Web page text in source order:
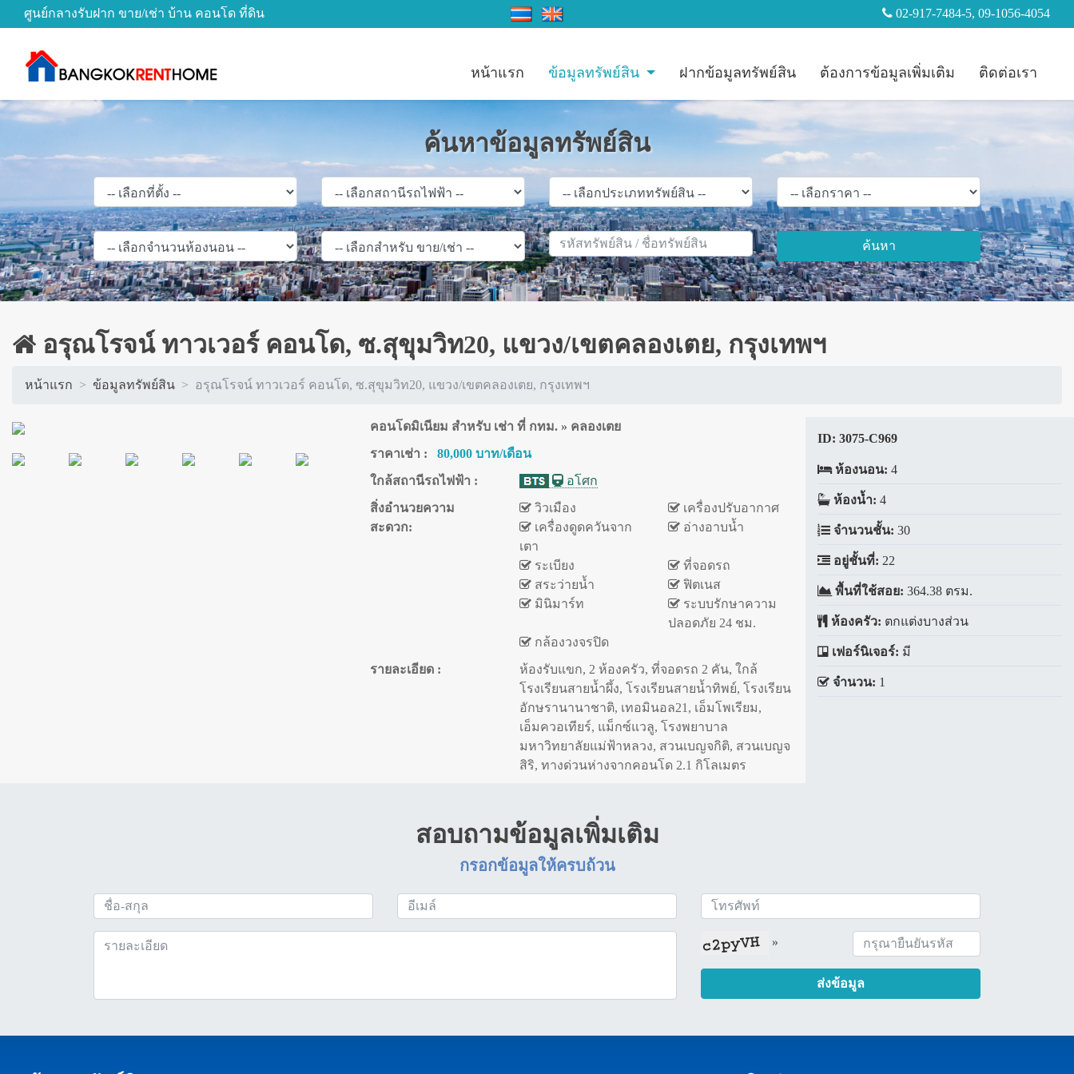
ศูนย์กลางรับฝาก ขาย/เช่า บ้าน คอนโด ที่ดิน 02-917-7484-5, 09-1056-4054
หน้าแรก ข้อมูลทรัพย์สิน ฝากข้อมูลทรัพย์สิน ต้องการข้อมูลเพิ่มเติม ติดต่อเรา
ค้นหาข้อมูลทรัพย์สิน
ค้นหา
อรุณโรจน์ ทาวเวอร์ คอนโด, ซ.สุขุมวิท20, แขวง/เขตคลองเตย, กรุงเทพฯ
หน้าแรก ข้อมูลทรัพย์สิน อรุณโรจน์ ทาวเวอร์ คอนโด, ซ.สุขุมวิท20, แขวง/เขตคลองเตย, กรุงเทพฯ
คอนโดมิเนียม สำหรับ เช่า ที่ กทม. » คลองเตย
ราคาเช่า : 80,000 บาท/เดือน
ใกล้สถานีรถไฟฟ้า :
อโศก
สิ่งอำนวยความ
สะดวก:
วิวเมือง
เครื่องปรับอากาศ
เครื่องดูดควันจาก
เตา
อ่างอาบน้ำ
ระเบียง
ที่จอดรถ
สระว่ายน้ำ
ฟิตเนส
มินิมาร์ท
ระบบรักษาความ
ปลอดภัย 24 ชม.
กล้องวงจรปิด
รายละเอียด :
ห้องรับแขก, 2 ห้องครัว, ที่จอดรถ 2 คัน, ใกล้
โรงเรียนสายน้ำผึ้ง, โรงเรียนสายน้ำทิพย์, โรงเรียน
อักษรานานาชาติ, เทอมินอล21, เอ็มโพเรียม,
เอ็มควอเทียร์, แม็กซ์แวลู, โรงพยาบาล
มหาวิทยาลัยแม่ฟ้าหลวง, สวนเบญจกิติ, สวนเบญจ
สิริ, ทางด่วนห่างจากคอนโด 2.1 กิโลเมตร
ID: 3075-C969
ห้องนอน: 4
ห้องน้ำ: 4
จำนวนชั้น: 30
อยู่ชั้นที่: 22
พื้นที่ใช้สอย: 364.38 ตรม.
ห้องครัว: ตกแต่งบางส่วน
เฟอร์นิเจอร์: มี
จำนวน: 1
สอบถามข้อมูลเพิ่มเติม
กรอกข้อมูลให้ครบถ้วน
»
ส่งข้อมูล